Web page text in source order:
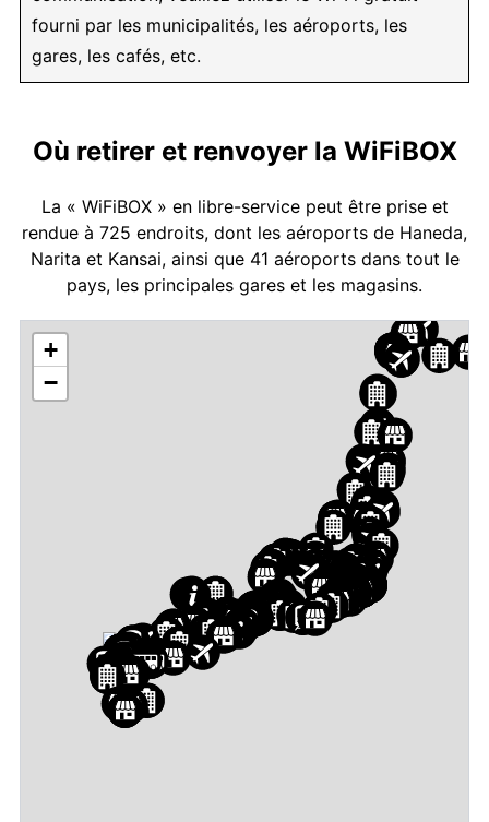
fourni par les municipalités, les aéroports, les
gares, les cafés, etc.
Où retirer et renvoyer la WiFiBOX
La « WiFiBOX » en libre-service peut être prise et
rendue à 725 endroits, dont les aéroports de Haneda,
Narita et Kansai, ainsi que 41 aéroports dans tout le
pays, les principales gares et les magasins.
+
−